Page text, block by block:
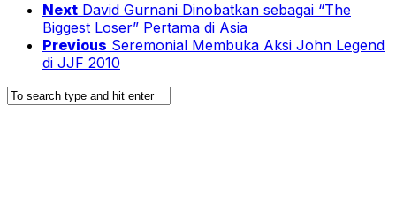
Next David Gurnani Dinobatkan sebagai “The
Biggest Loser” Pertama di Asia
Previous Seremonial Membuka Aksi John Legend
di JJF 2010